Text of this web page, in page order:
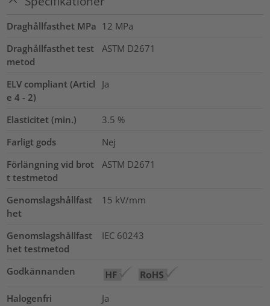
Draghållfasthet MPa 12 MPa
Draghållfasthet test
metod
ASTM D2671
ELV compliant (Articl
e 4 - 2)
Ja
Elasticitet (min.) 3.5 %
Farligt gods
Nej
Förlängning vid brot
t testmetod
ASTM D2671
Genomslagshållfast
het
15 kV/mm
Genomslagshållfast
het testmetod
IEC 60243
Godkännanden
Halogenfri
Ja